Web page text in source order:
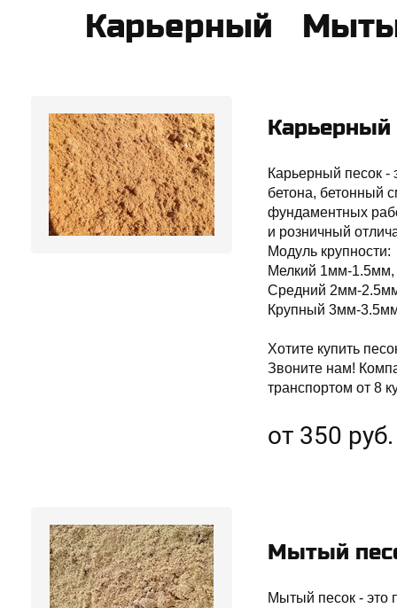
Карьерный
Карьерный
Карьерный песок -
бетона, бетонный
фундаментных
и розничный
Модуль крупности:
Мелкий 1мм-1.5мм,
Средний 2мм-
Крупный 3мм-
Хотите купить
Звоните нам!
транспортом от 8
от 350
Мытый
Мытый песок - это